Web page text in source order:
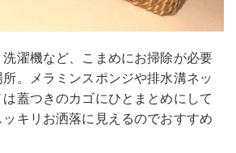
濯機など、こまめにお掃除が必要
。メラミンスポンジや排水溝ネッ
は蓋つきのカゴにひとまとめにして
キリお洒落に見えるのでおすすめ